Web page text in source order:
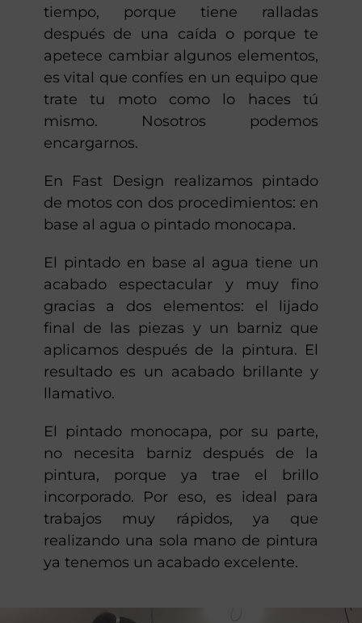
Pintar la moto es una decisión muy
importante. Ya sea porque te gustaría
borrar las huellas del paso del
tiempo, porque tiene ralladas
después de una caída o porque te
apetece cambiar algunos elementos,
es vital que confíes en un equipo que
trate tu moto como lo haces tú
mismo. Nosotros podemos
encargarnos.
En Fast Design realizamos pintado
de motos con dos procedimientos: en
base al agua o pintado monocapa.
El pintado en base al agua tiene un
acabado espectacular y muy fino
gracias a dos elementos: el lijado
final de las piezas y un barniz que
aplicamos después de la pintura. El
resultado es un acabado brillante y
llamativo.
El pintado monocapa, por su parte,
no necesita barniz después de la
pintura, porque ya trae el brillo
incorporado. Por eso, es ideal para
realizando una sola mano de pintura